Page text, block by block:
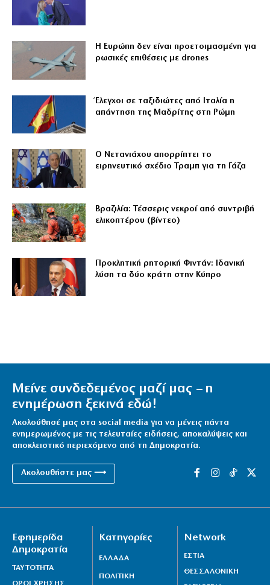
Η Ευρώπη δεν είναι προετοιμασμένη για
ρωσικές επιθέσεις με drones
Έλεγχοι σε ταξιδιώτες από Ιταλία η
απάντηση της Μαδρίτης στη Ρώμη
Ο Νετανιάχου απορρίπτει το
ειρηνευτικό σχέδιο Τραμπ για τη Γάζα
Βραζιλία: Τέσσερις νεκροί από συντριβή
ελικοπτέρου (βίντεο)
Προκλητική ρητορική Φιντάν: Ιδανική
λύση τα δύο κράτη στην Κύπρο
Μείνε συνδεδεμένος μαζί μας – η
ενημέρωση ξεκινά εδώ!
Ακολούθησέ μας στα social media για να μένεις πάντα
ενημερωμένος με τις τελευταίες ειδήσεις, αποκαλύψεις και
αποκλειστικό περιεχόμενο από τη Δημοκρατία.
Ακολουθήστε μας ⟶
Εφημερίδα
Δημοκρατία
ΤΑΥΤΟΤΗΤΑ
ΟΡΟΙ ΧΡΗΣΗΣ
Κατηγορίες
ΕΛΛΑΔΑ
ΠΟΛΙΤΙΚΗ
Network
ΕΣΤΙΑ
ΘΕΣΣΑΛΟΝΙΚΗ